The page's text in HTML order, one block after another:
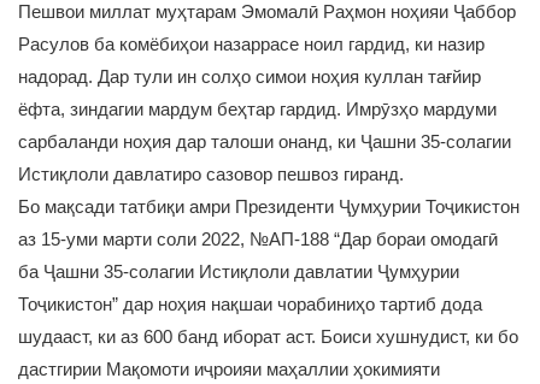
Пешвои миллат муҳтарам Эмомалӣ Раҳмон ноҳияи Ҷаббор
Расулов ба комёбиҳои назаррасе ноил гардид, ки назир
надорад. Дар тули ин солҳо симои ноҳия куллан тағйир
ёфта, зиндагии мардум беҳтар гардид. Имрӯзҳо мардуми
сарбаланди ноҳия дар талоши онанд, ки Ҷашни 35-солагии
Истиқлоли давлатиро сазовор пешвоз гиранд.
Бо мақсади татбиқи амри Президенти Ҷумҳурии Тоҷикистон
аз 15-уми марти соли 2022, №АП-188 “Дар бораи омодагӣ
ба Ҷашни 35-солагии Истиқлоли давлатии Ҷумҳурии
Тоҷикистон” дар ноҳия нақшаи чорабиниҳо тартиб дода
шудааст, ки аз 600 банд иборат аст. Боиси хушнудист, ки бо
дастгирии Мақомоти иҷроияи маҳаллии ҳокимияти